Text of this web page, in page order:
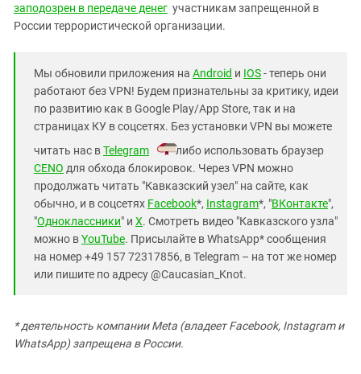
заподозрен в передаче денег участникам запрещенной в
России террористической организации.
Мы обновили приложения на Android и IOS- теперь они
работают без VPN! Будем признательны за критику, идеи
по развитию как в Google Play/App Store, так и на
страницах КУ в соцсетях. Без установки VPN вы можете
читать нас вTelegram
либо использовать браузер
CENO для обхода блокировок. Через VPN можно
продолжать читать "Кавказский узел" на сайте, как
обычно, и в соцсетях Facebook*, Instagram*, "ВКонтакте",
"Одноклассники" и X. Смотреть видео "Кавказского узла"
можно вYouTube. Присылайте в WhatsApp* сообщения
на номер +49 157 72317856, в Telegram – на тот же номер
или пишите по адресу @Caucasian_Knot.
* деятельность компании Meta (владеет Facebook, Instagram и
WhatsApp) запрещена в России.